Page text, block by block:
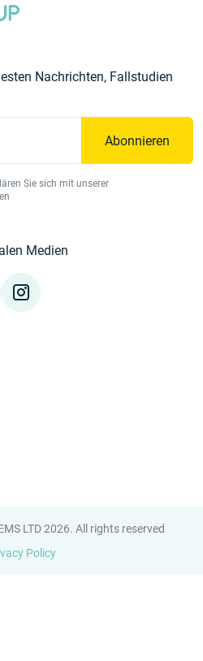
Nachrichten, Fallstudien
Abonnieren
Sie sich mit unserer
Medien
LTD 2026. All rights reserved
Policy